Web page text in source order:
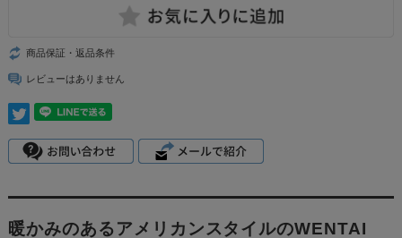
商品保証・返品条件
レビューはありません
暖かみのあるアメリカンスタイルのWENTAI